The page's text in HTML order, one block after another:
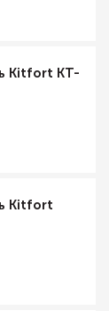
Kitfort KT-
Kitfort